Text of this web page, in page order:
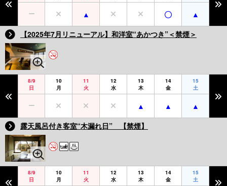
【2025年7月リニューアル】和洋室“あかつき”＜禁煙＞
8/9
日
10
月
11
火
12
水
13
木
14
金
15
土
露天風呂付き客室“木漏れ日” 【禁煙】
8/9
日
10
月
11
火
12
水
13
木
14
金
15
土